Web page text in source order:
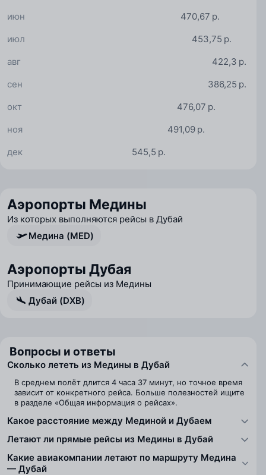
470,67 р.
июн
453,75 р.
июл
422,3 р.
авг
386,25 р.
сен
476,07 р.
окт
491,09 р.
ноя
545,5 р.
дек
Аэропорты Медины
Из которых выполняются рейсы в Дубай
Медина (MED)
Аэропорты Дубая
Принимающие рейсы из Медины
Дубай (DXB)
Вопросы и ответы
Сколько лететь из Медины в Дубай
В среднем полёт длится 4 часа 37 минут, но точное время
зависит от конкретного рейса. Больше полезностей ищите
в разделе «Общая информация о рейсах».
Какое расстояние между Мединой и Дубаем
Летают ли прямые рейсы из Медины в Дубай
Какие авиакомпании летают по маршруту Медина
— Дубай